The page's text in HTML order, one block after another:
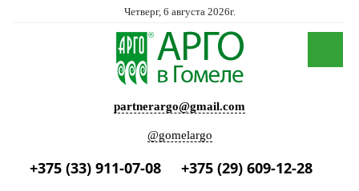
Четверг, 6 августа 2026г.
partnerargo@gmail.com
@gomelargo
+375 (33) 911-07-08 +375 (29) 609-12-28